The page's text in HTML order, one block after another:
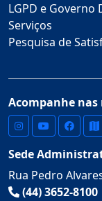
LGPD e Governo
Serviços
Pesquisa de
Acompanhe nas
Sede
Rua Pedro
(44) 3652-8100